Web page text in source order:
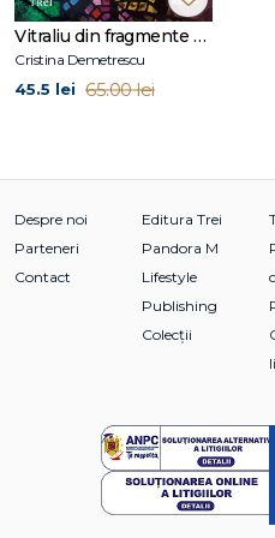
fantastică.
Vitraliu din fragmente de fantomă
Cristina Demetrescu
45.5 lei 65.00 lei
Despre noi
Parteneri
Contact
Editura Trei
Pandora M
Lifestyle
Publishing
Colecții